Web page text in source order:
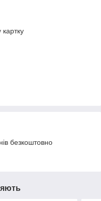
безкоштовно